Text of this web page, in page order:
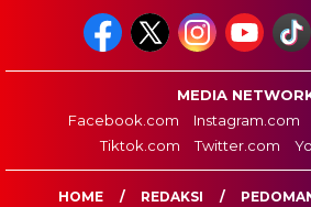
MEDIA
Facebook.com
Instagram.com
Tiktok.com
Twitter.com
HOME REDAKSI